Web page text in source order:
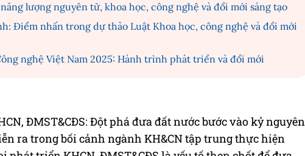
lượng nguyên tử, khoa học, công nghệ và đổi mới sáng tạo
Điểm nhấn trong dự thảo Luật Khoa học, công nghệ và đổi mới
nghệ Việt Nam 2025: Hành trình phát triển và đổi mới
ĐMST&CĐS: Đột phá đưa đất nước bước vào kỷ nguyên
ra trong bối cảnh ngành KH&CN tập trung thực hiện